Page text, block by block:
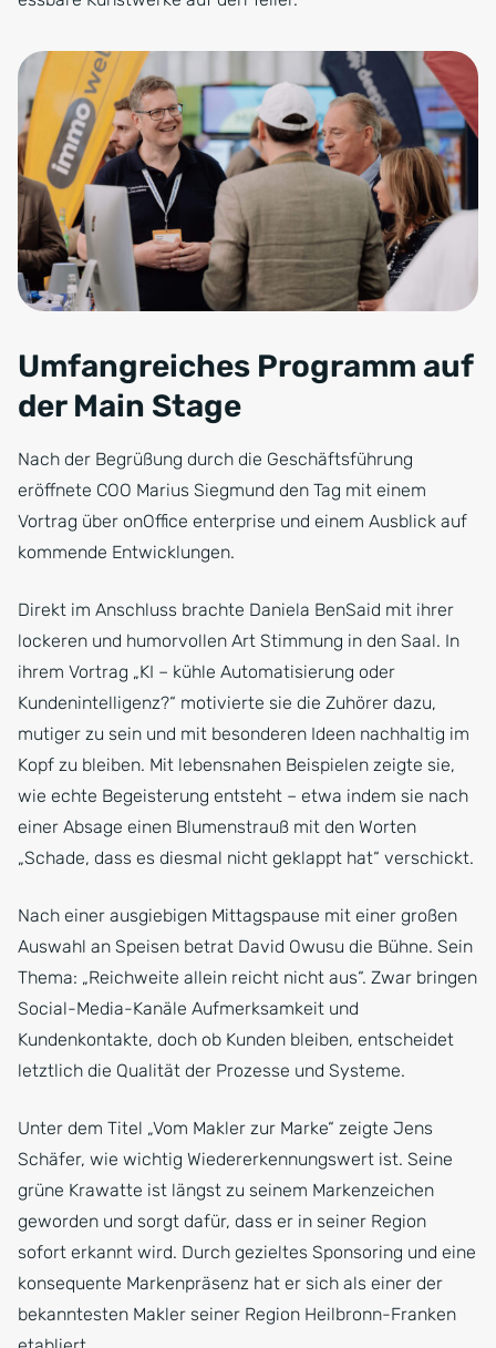
Umfangreiches Programm auf
der Main Stage
Nach der Begrüßung durch die Geschäftsführung
eröffnete COO Marius Siegmund den Tag mit einem
Vortrag über onOffice enterprise und einem Ausblick auf
kommende Entwicklungen.
Direkt im Anschluss brachte Daniela BenSaid mit ihrer
lockeren und humorvollen Art Stimmung in den Saal. In
ihrem Vortrag „KI – kühle Automatisierung oder
Kundenintelligenz?“ motivierte sie die Zuhörer dazu,
mutiger zu sein und mit besonderen Ideen nachhaltig im
Kopf zu bleiben. Mit lebensnahen Beispielen zeigte sie,
wie echte Begeisterung entsteht – etwa indem sie nach
einer Absage einen Blumenstrauß mit den Worten
„Schade, dass es diesmal nicht geklappt hat“ verschickt.
Nach einer ausgiebigen Mittagspause mit einer großen
Auswahl an Speisen betrat David Owusu die Bühne. Sein
Thema: „Reichweite allein reicht nicht aus“. Zwar bringen
Social-Media-Kanäle Aufmerksamkeit und
Kundenkontakte, doch ob Kunden bleiben, entscheidet
letztlich die Qualität der Prozesse und Systeme.
Unter dem Titel „Vom Makler zur Marke“ zeigte Jens
Schäfer, wie wichtig Wiedererkennungswert ist. Seine
grüne Krawatte ist längst zu seinem Markenzeichen
geworden und sorgt dafür, dass er in seiner Region
sofort erkannt wird. Durch gezieltes Sponsoring und eine
konsequente Markenpräsenz hat er sich als einer der
bekanntesten Makler seiner Region Heilbronn-Franken